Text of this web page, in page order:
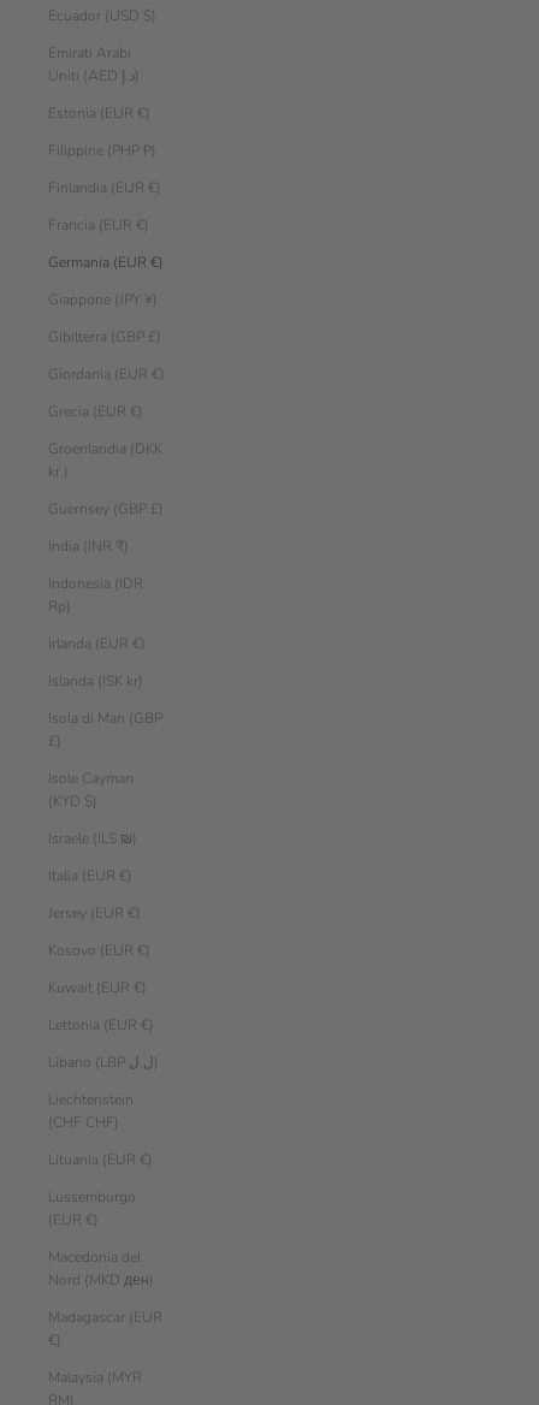
Ecuador (USD $)
Emirati Arabi
Uniti (AED د.إ)
Estonia (EUR €)
Filippine (PHP ₱)
Finlandia (EUR €)
Francia (EUR €)
Germania (EUR €)
Giappone (JPY ¥)
Gibilterra (GBP £)
Giordania (EUR €)
Grecia (EUR €)
Groenlandia (DKK
kr.)
Guernsey (GBP £)
India (INR ₹)
Indonesia (IDR
Rp)
Irlanda (EUR €)
Islanda (ISK kr)
Isola di Man (GBP
£)
Isole Cayman
(KYD $)
Israele (ILS ₪)
Italia (EUR €)
Jersey (EUR €)
Kosovo (EUR €)
Kuwait (EUR €)
Lettonia (EUR €)
Libano (LBP ل.ل)
Liechtenstein
(CHF CHF)
Lituania (EUR €)
Lussemburgo
(EUR €)
Macedonia del
Nord (MKD ден)
Madagascar (EUR
€)
Malaysia (MYR
RM)